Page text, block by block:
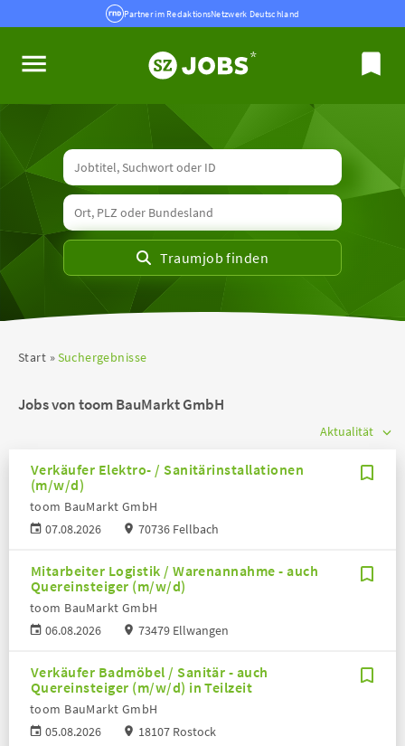
Partner im RedaktionsNetzwerk Deutschland
Start Suchergebnisse
Jobs von toom BauMarkt GmbH
Verkäufer Elektro- / Sanitärinstallationen
(m/w/d)
07.08.2026
toom BauMarkt GmbH
70736 Fellbach
Mitarbeiter Logistik / Warenannahme - auch
Quereinsteiger (m/w/d)
06.08.2026
toom BauMarkt GmbH
73479 Ellwangen
Verkäufer Badmöbel / Sanitär - auch
Quereinsteiger (m/w/d) in Teilzeit
05.08.2026
toom BauMarkt GmbH
18107 Rostock